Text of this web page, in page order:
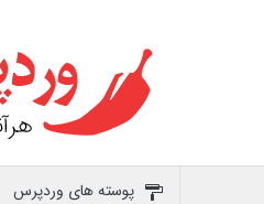
پوسته های وردپرس